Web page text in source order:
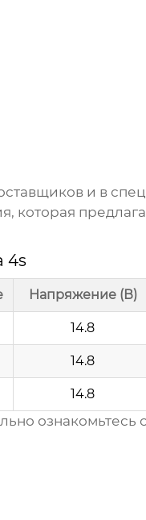
и в
4s
Напряжение (В)
14.8
14.8
14.8
ознакомьтесь